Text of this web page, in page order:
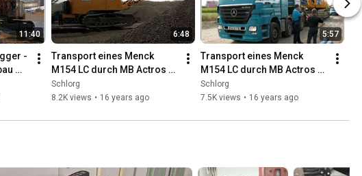
11:40
-
/
6:48
Transport eines Menck
M154 LC durch MB Actros
4154
Schwerlastzugmaschine
Schlorg
8.2K views • 16 years ago
5:57
Transport eines Menck
M154 LC durch MB Actros
4154
Schwerlastzugmaschine
Schlorg
7.5K views • 16 years ago